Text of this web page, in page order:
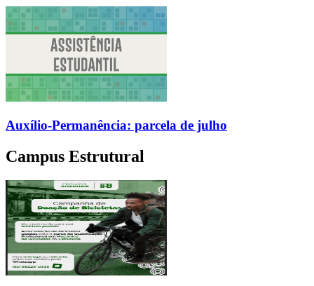
Auxílio-Permanência: parcela de julho
Campus Estrutural